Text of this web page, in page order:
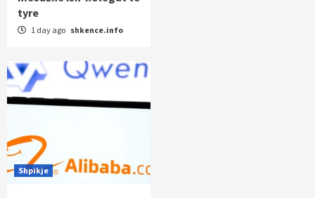
tyre
1 day ago shkence.info
Shpikje